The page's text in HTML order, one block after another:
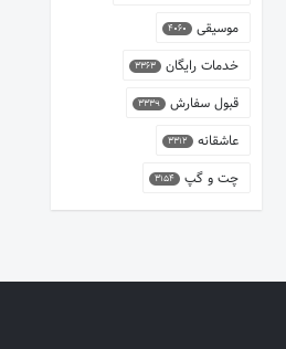
موسیقی 4060
خدمات رایگان 3363
قبول سفارش 3339
عاشقانه 3312
چت و گپ 3154